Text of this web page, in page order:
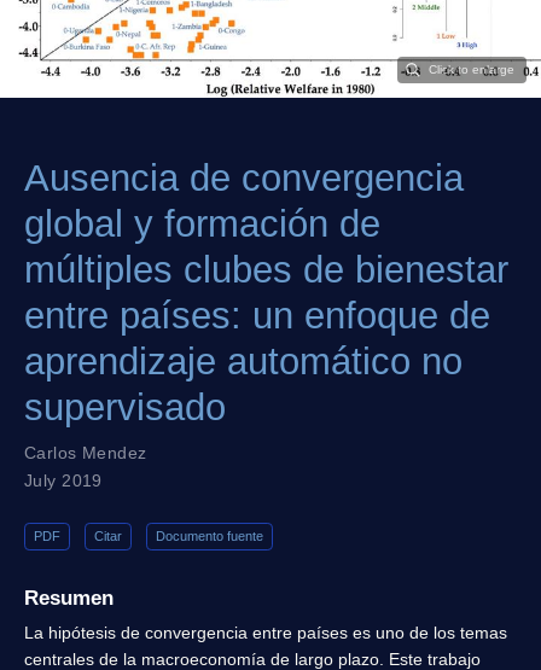
Ausencia de convergencia
global y formación de
múltiples clubes de bienestar
entre países: un enfoque de
aprendizaje automático no
supervisado
Carlos Mendez
July 2019
PDF Citar Documento fuente
Resumen
La hipótesis de convergencia entre países es uno de los temas
centrales de la macroeconomía de largo plazo. Este trabajo